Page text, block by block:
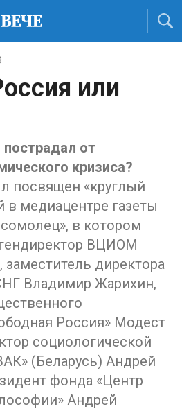
или
от
кризиса?
посвящен «круглый
медиацентре газеты
в котором
ВЦИОМ
директора
Владимир Жарихин,
Россия» Модест
социологической
(Беларусь) Андрей
фонда «Центр
Андрей